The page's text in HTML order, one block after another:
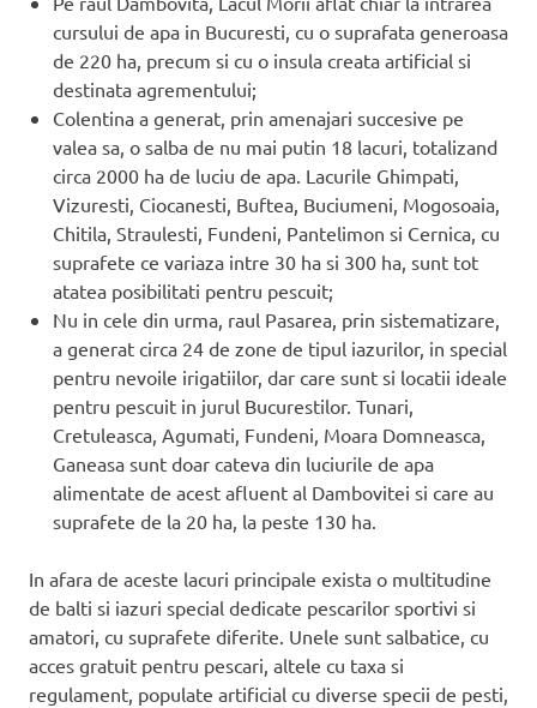
cursului de apa in Bucuresti, cu o suprafata generoasa
de 220 ha, precum si cu o insula creata artificial si
destinata agrementului;
Colentina a generat, prin amenajari succesive pe
valea sa, o salba de nu mai putin 18 lacuri, totalizand
circa 2000 ha de luciu de apa. Lacurile Ghimpati,
Vizuresti, Ciocanesti, Buftea, Buciumeni, Mogosoaia,
Chitila, Straulesti, Fundeni, Pantelimon si Cernica, cu
suprafete ce variaza intre 30 ha si 300 ha, sunt tot
atatea posibilitati pentru pescuit;
Nu in cele din urma, raul Pasarea, prin sistematizare,
a generat circa 24 de zone de tipul iazurilor, in special
pentru nevoile irigatiilor, dar care sunt si locatii ideale
pentru pescuit in jurul Bucurestilor. Tunari,
Cretuleasca, Agumati, Fundeni, Moara Domneasca,
Ganeasa sunt doar cateva din luciurile de apa
alimentate de acest afluent al Dambovitei si care au
suprafete de la 20 ha, la peste 130 ha.
In afara de aceste lacuri principale exista o multitudine
de balti si iazuri special dedicate pescarilor sportivi si
amatori, cu suprafete diferite. Unele sunt salbatice, cu
acces gratuit pentru pescari, altele cu taxa si
regulament, populate artificial cu diverse specii de pesti,